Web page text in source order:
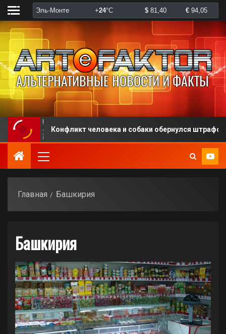
Конфликт человека и собаки обернулся штрафом
Главная Башкирия
Башкирия